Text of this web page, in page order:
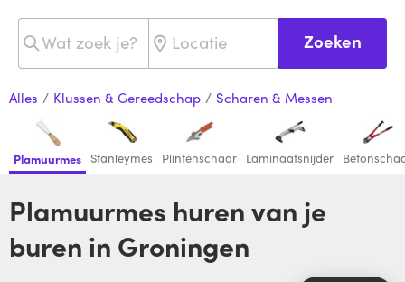
Zoeken
Alles / Klussen & Gereedschap / Scharen & Messen
Plamuurmes Stanleymes Plintenschaar Laminaatsnijder
Plamuurmes huren van je
buren in Groningen